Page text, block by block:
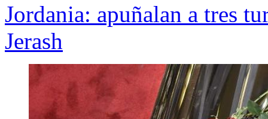
Jordania: apuñalan a tres
Jerash